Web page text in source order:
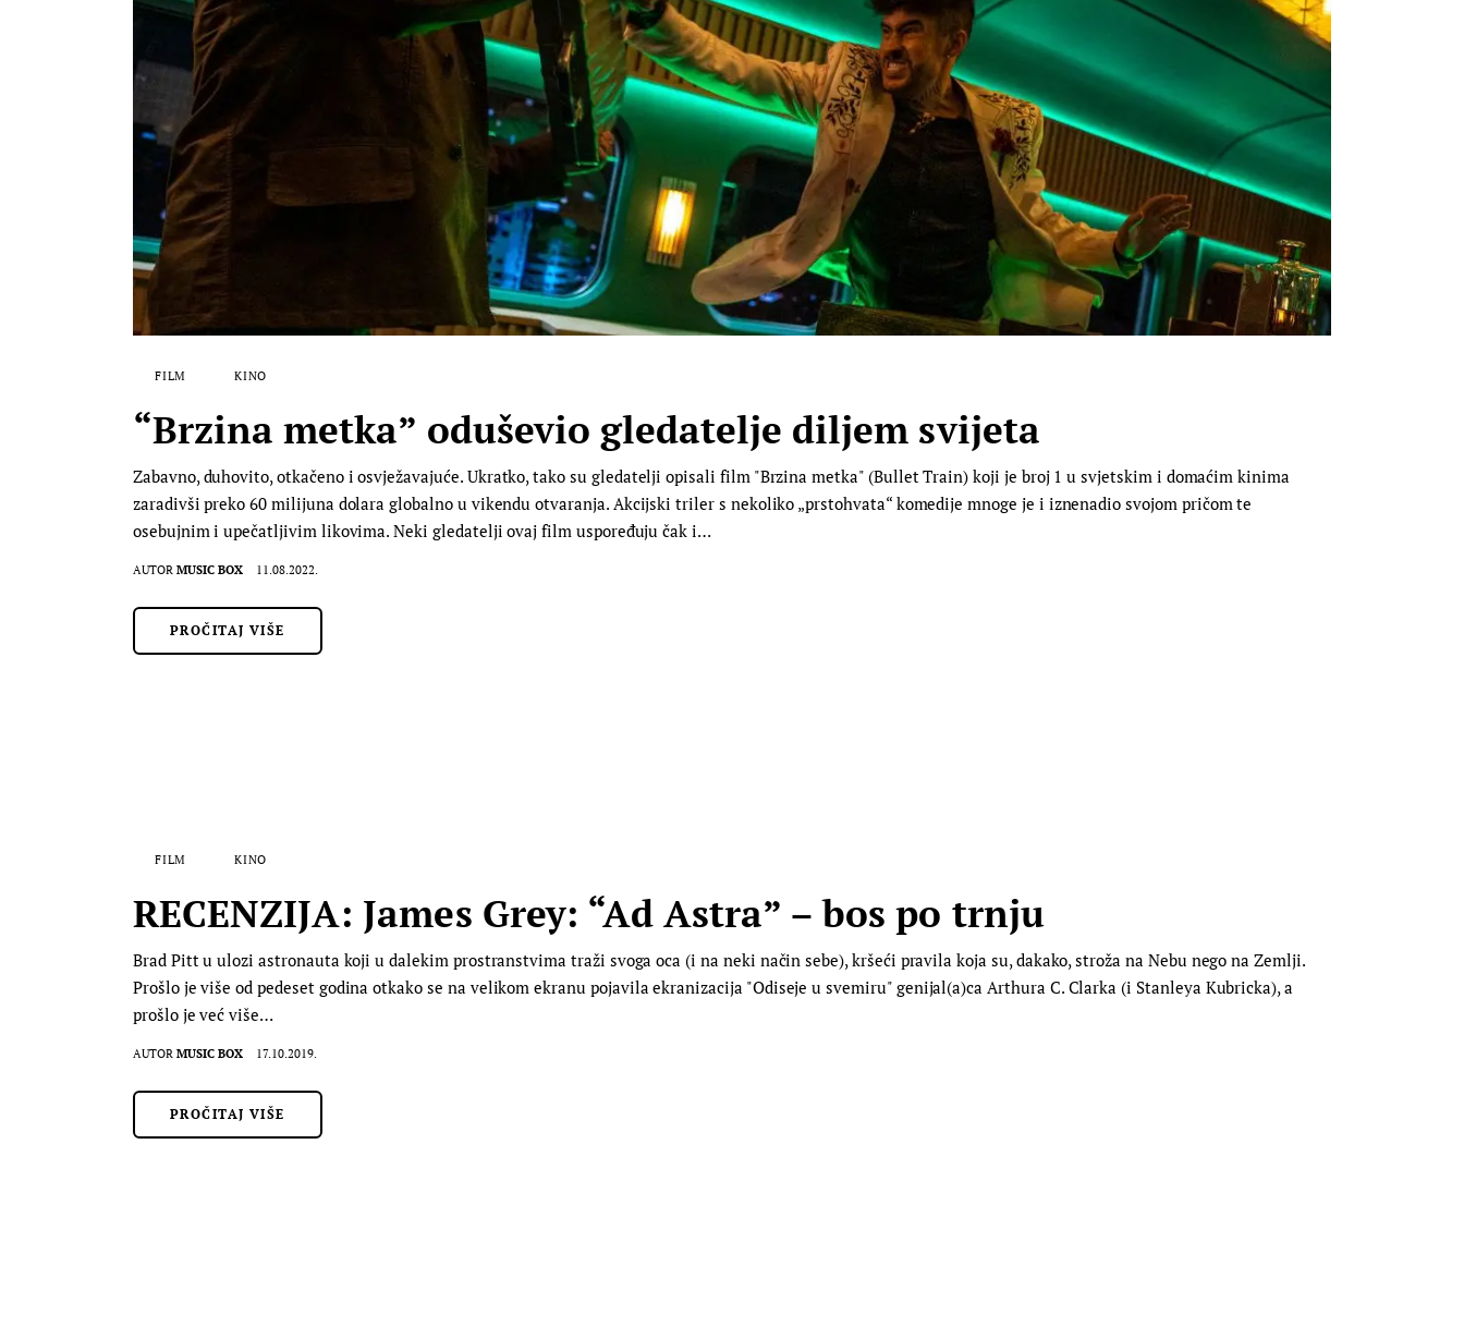
FILM KINO
“Brzina metka” oduševio gledatelje diljem svijeta
Zabavno, duhovito, otkačeno i osvježavajuće. Ukratko, tako su gledatelji opisali film "Brzina metka" (Bullet Train) koji je broj 1 u svjetskim i domaćim kinima
zaradivši preko 60 milijuna dolara globalno u vikendu otvaranja. Akcijski triler s nekoliko „prstohvata“ komedije mnoge je i iznenadio svojom pričom te
osebujnim i upečatljivim likovima. Neki gledatelji ovaj film uspoređuju čak i…
AUTOR MUSIC BOX 11.08.2022.
PROČITAJ VIŠE
FILM KINO
RECENZIJA: James Grey: “Ad Astra” – bos po trnju
Brad Pitt u ulozi astronauta koji u dalekim prostranstvima traži svoga oca (i na neki način sebe), kršeći pravila koja su, dakako, stroža na Nebu nego na Zemlji.
Prošlo je više od pedeset godina otkako se na velikom ekranu pojavila ekranizacija "Odiseje u svemiru" genijal(a)ca Arthura C. Clarka (i Stanleya Kubricka), a
prošlo je već više…
AUTOR MUSIC BOX 17.10.2019.
PROČITAJ VIŠE